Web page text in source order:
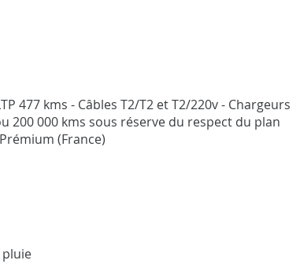
477 kms - Câbles T2/T2 et T2/220v - Chargeurs
200 000 kms sous réserve du respect du plan
(France)